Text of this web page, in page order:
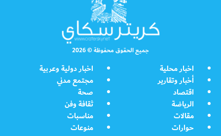
جميع الحقوق محفوظة © 2026
اخبار محلية
اخبار دولية وعربية
أخبار وتقارير
مجتمع مدني
اقتصاد
صحة
الرياضة
ثقافة وفن
مقالات
مناسبات
حوارات
منوعات